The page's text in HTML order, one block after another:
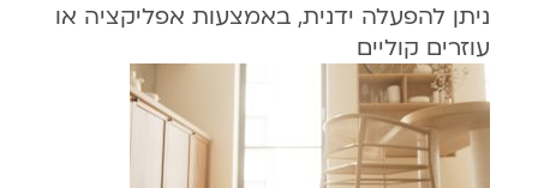
ניתן להפעלה ידנית, באמצעות אפליקציה או
עוזרים קוליים